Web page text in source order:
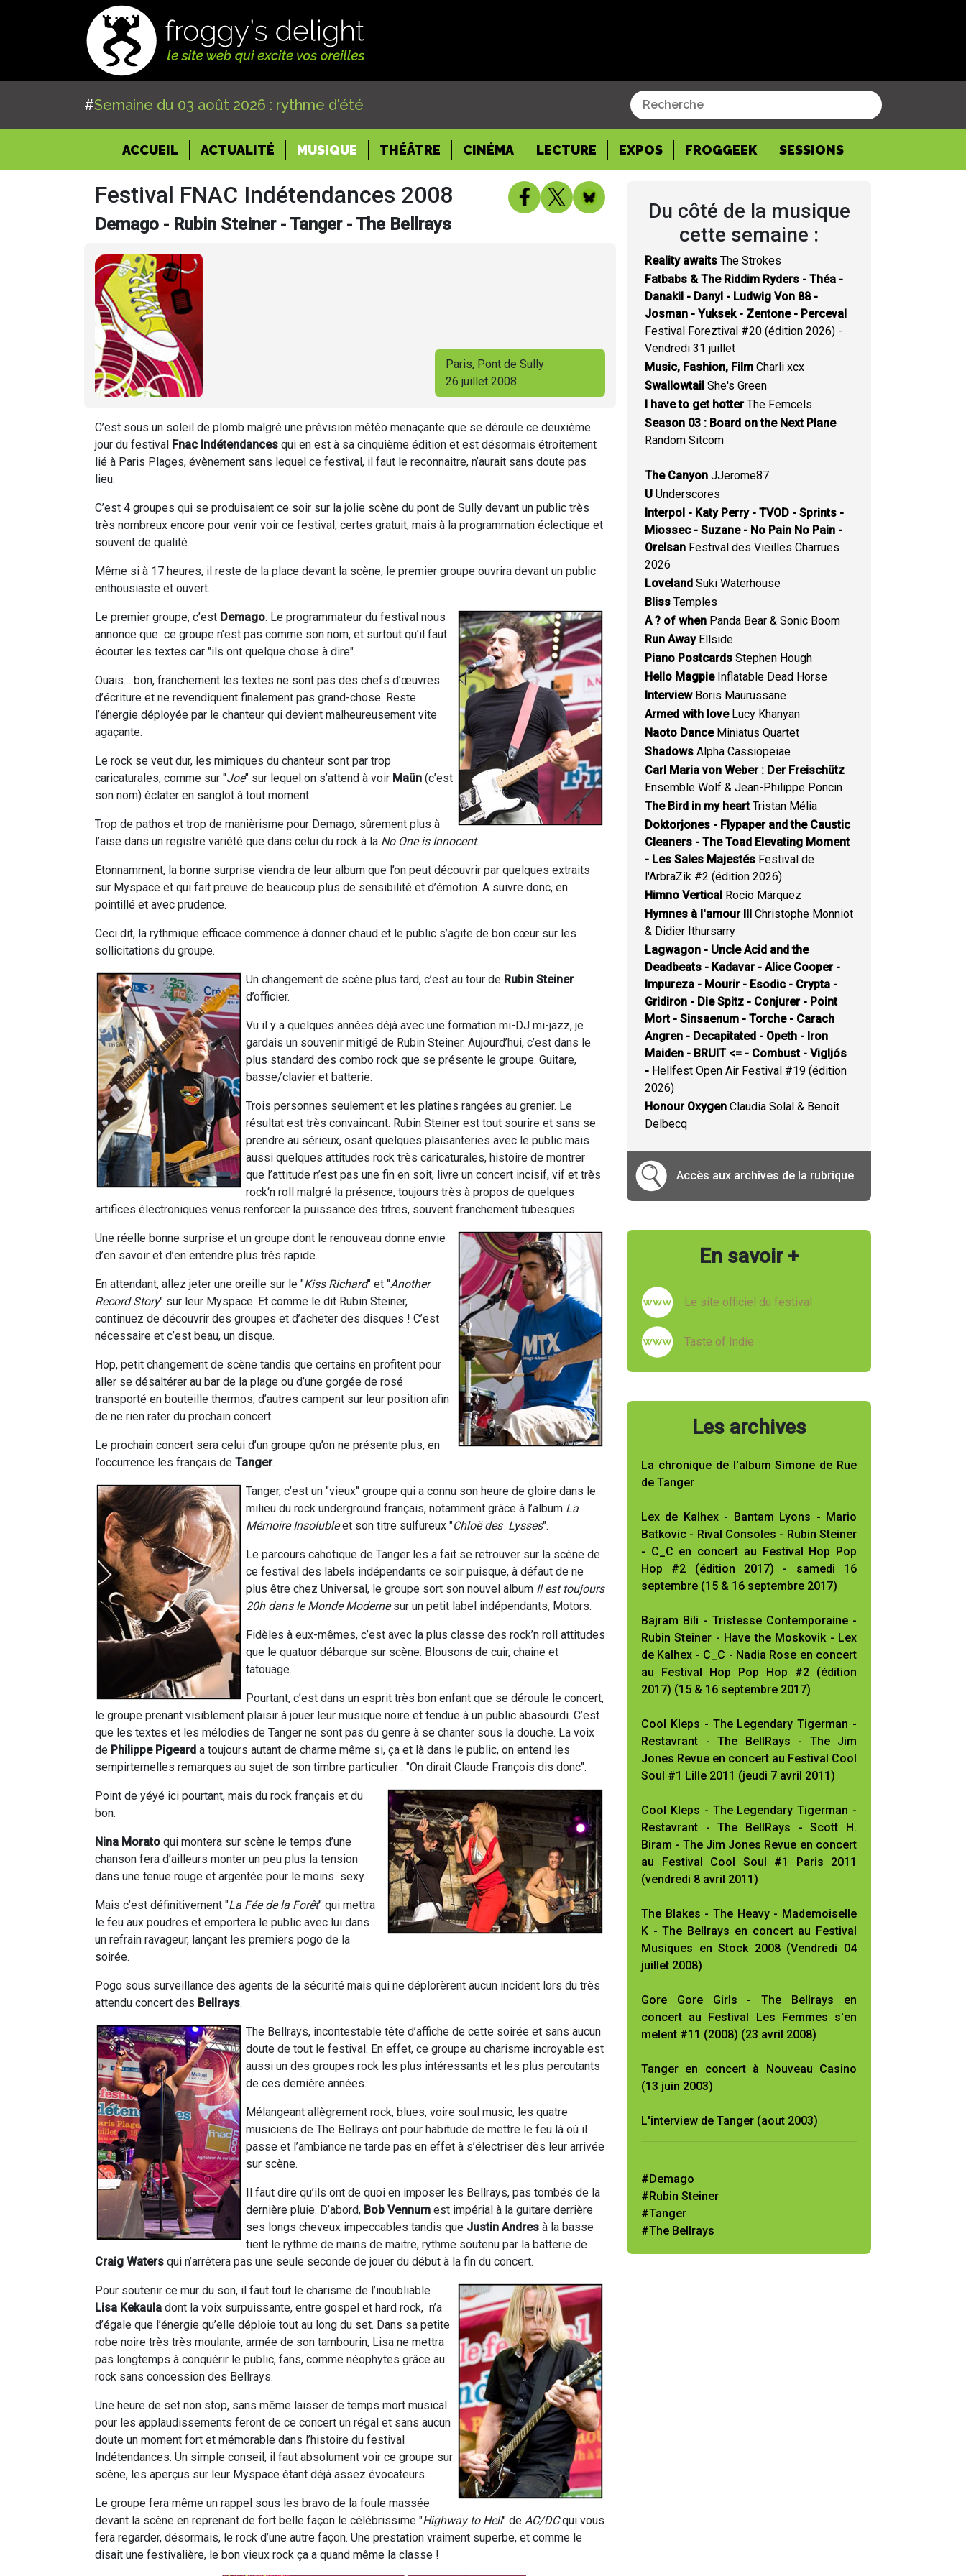
#Semaine du 03 août 2026 : rythme d'été
ACCUEIL(CURRENT)
ACTUALITÉ MUSIQUE THÉÂTRE CINÉMA LECTURE EXPOS FROGGEEK SESSIONS
Festival FNAC Indétendances 2008
Demago - Rubin Steiner - Tanger - The Bellrays
Paris, Pont de Sully
26 juillet 2008
C’est sous un soleil de plomb malgré une prévision météo menaçante que se déroule ce deuxième
jour du festival Fnac Indétendances qui en est à sa cinquième édition et est désormais étroitement
lié à Paris Plages, évènement sans lequel ce festival, il faut le reconnaitre, n’aurait sans doute pas
lieu.
C’est 4 groupes qui se produisaient ce soir sur la jolie scène du pont de Sully devant un public très
très nombreux encore pour venir voir ce festival, certes gratuit, mais à la programmation éclectique et
souvent de qualité.
Même si à 17 heures, il reste de la place devant la scène, le premier groupe ouvrira devant un public
enthousiaste et ouvert.
Le premier groupe, c’est Demago. Le programmateur du festival nous
annonce que ce groupe n’est pas comme son nom, et surtout qu’il faut
écouter les textes car "ils ont quelque chose à dire".
Ouais… bon, franchement les textes ne sont pas des chefs d’œuvres
d’écriture et ne revendiquent finalement pas grand-chose. Reste
l’énergie déployée par le chanteur qui devient malheureusement vite
agaçante.
Le rock se veut dur, les mimiques du chanteur sont par trop
caricaturales, comme sur "Joe" sur lequel on s’attend à voir Maün (c’est
son nom) éclater en sanglot à tout moment.
Trop de pathos et trop de manièrisme pour Demago, sûrement plus à
l’aise dans un registre variété que dans celui du rock à la No One is Innocent.
Etonnamment, la bonne surprise viendra de leur album que l’on peut découvrir par quelques extraits
sur Myspace et qui fait preuve de beaucoup plus de sensibilité et d’émotion. A suivre donc, en
pointillé et avec prudence.
Ceci dit, la rythmique efficace commence à donner chaud et le public s’agite de bon cœur sur les
sollicitations du groupe.
Un changement de scène plus tard, c’est au tour de Rubin Steiner
d’officier.
Vu il y a quelques années déjà avec une formation mi-DJ mi-jazz, je
gardais un souvenir mitigé de Rubin Steiner. Aujourd’hui, c’est dans le
plus standard des combo rock que se présente le groupe. Guitare,
basse/clavier et batterie.
Trois personnes seulement et les platines rangées au grenier. Le
résultat est très convaincant. Rubin Steiner est tout sourire et sans se
prendre au sérieux, osant quelques plaisanteries avec le public mais
aussi quelques attitudes rock très caricaturales, histoire de montrer
que l’attitude n’est pas une fin en soit, livre un concert incisif, vif et très
rock‘n roll malgré la présence, toujours très à propos de quelques
artifices électroniques venus renforcer la puissance des titres, souvent franchement tubesques.
Une réelle bonne surprise et un groupe dont le renouveau donne envie
d’en savoir et d’en entendre plus très rapide.
En attendant, allez jeter une oreille sur le "Kiss Richard" et "Another
Record Story" sur leur Myspace. Et comme le dit Rubin Steiner,
continuez de découvrir des groupes et d’acheter des disques ! C’est
nécessaire et c’est beau, un disque.
Hop, petit changement de scène tandis que certains en profitent pour
aller se désaltérer au bar de la plage ou d’une gorgée de rosé
transporté en bouteille thermos, d’autres campent sur leur position afin
de ne rien rater du prochain concert.
Le prochain concert sera celui d’un groupe qu’on ne présente plus, en
l’occurrence les français de Tanger.
Tanger, c’est un "vieux" groupe qui a connu son heure de gloire dans le
milieu du rock underground français, notamment grâce à l’album La
Mémoire Insolubleet son titre sulfureux "Chloë des Lysses".
Le parcours cahotique de Tanger les a fait se retrouver sur la scène de
ce festival des labels indépendants ce soir puisque, à défaut de ne
plus être chez Universal, le groupe sort son nouvel album Il est toujours
20h dans le Monde Modernesur un petit label indépendants, Motors.
Fidèles à eux-mêmes, c’est avec la plus classe des rock’n roll attitudes
que le quatuor débarque sur scène. Blousons de cuir, chaine et
tatouage.
Pourtant, c’est dans un esprit très bon enfant que se déroule le concert,
le groupe prenant visiblement plaisir à jouer leur musique noire et tendue à un public abasourdi. C’est
que les textes et les mélodies de Tanger ne sont pas du genre à se chanter sous la douche. La voix
de Philippe Pigeard a toujours autant de charme même si, ça et là dans le public, on entend les
sempirternelles remarques au sujet de son timbre particulier : "On dirait Claude François dis donc".
Point de yéyé ici pourtant, mais du rock français et du
bon.
Nina Morato qui montera sur scène le temps d’une
chanson fera d’ailleurs monter un peu plus la tension
dans une tenue rouge et argentée pour le moins sexy.
Mais c’est définitivement "La Fée de la Forêt" qui mettra
le feu aux poudres et emportera le public avec lui dans
un refrain ravageur, lançant les premiers pogo de la
soirée.
Pogo sous surveillance des agents de la sécurité mais qui ne déplorèrent aucun incident lors du très
attendu concert des Bellrays.
The Bellrays, incontestable tête d’affiche de cette soirée et sans aucun
doute de tout le festival. En effet, ce groupe au charisme incroyable est
aussi un des groupes rock les plus intéressants et les plus percutants
de ces dernière années.
Mélangeant allègrement rock, blues, voire soul music, les quatre
musiciens de The Bellrays ont pour habitude de mettre le feu là où il
passe et l’ambiance ne tarde pas en effet à s’électriser dès leur arrivée
sur scène.
Il faut dire qu’ils ont de quoi en imposer les Bellrays, pas tombés de la
dernière pluie. D’abord, Bob Vennum est impérial à la guitare derrière
ses longs cheveux impeccables tandis que Justin Andres à la basse
tient le rythme de mains de maitre, rythme soutenu par la batterie de
Craig Waters qui n’arrêtera pas une seule seconde de jouer du début à la fin du concert.
Pour soutenir ce mur du son, il faut tout le charisme de l’inoubliable
Lisa Kekaula dont la voix surpuissante, entre gospel et hard rock, n’a
d’égale que l’énergie qu’elle déploie tout au long du set. Dans sa petite
robe noire très très moulante, armée de son tambourin, Lisa ne mettra
pas longtemps à conquérir le public, fans, comme néophytes grâce au
rock sans concession des Bellrays.
Une heure de set non stop, sans même laisser de temps mort musical
pour les applaudissements feront de ce concert un régal et sans aucun
doute un moment fort et mémorable dans l’histoire du festival
Indétendances. Un simple conseil, il faut absolument voir ce groupe sur
scène, les aperçus sur leur Myspace étant déjà assez évocateurs.
Le groupe fera même un rappel sous les bravo de la foule massée
devant la scène en reprenant de fort belle façon le célébrissime "Highway to Hell" de AC/DCqui vous
fera regarder, désormais, le rock d’une autre façon. Une prestation vraiment superbe, et comme le
disait une festivalière, le bon vieux rock ça a quand même la classe !
Du côté de la musique
cette semaine :
Reality awaits The Strokes
Fatbabs & The Riddim Ryders - Théa -
Danakil - Danyl - Ludwig Von 88 -
Josman - Yuksek - Zentone - Perceval
Festival Foreztival #20 (édition 2026) -
Vendredi 31 juillet
Music, Fashion, Film Charli xcx
Swallowtail She's Green
I have to get hotterThe Femcels
Season 03 : Board on the Next Plane
Random Sitcom
The Canyon JJerome87
U Underscores
Interpol - Katy Perry - TVOD - Sprints -
Miossec - Suzane - No Pain No Pain -
Orelsan Festival des Vieilles Charrues
2026
Loveland Suki Waterhouse
Bliss Temples
A ? of when Panda Bear & Sonic Boom
Run AwayEllside
Piano Postcards Stephen Hough
Hello MagpieInflatable Dead Horse
InterviewBoris Maurussane
Armed with loveLucy Khanyan
Naoto DanceMiniatus Quartet
Shadows Alpha Cassiopeiae
Carl Maria von Weber : Der Freischütz
Ensemble Wolf & Jean-Philippe Poncin
The Bird in my heartTristan Mélia
Doktorjones - Flypaper and the Caustic
Cleaners - The Toad Elevating Moment
- Les Sales Majestés Festival de
l'ArbraZik #2 (édition 2026)
Himno Vertical Rocío Márquez
Hymnes à l'amour III Christophe Monniot
& Didier Ithursarry
Lagwagon - Uncle Acid and the
Deadbeats - Kadavar - Alice Cooper -
Impureza - Mourir - Esodic - Crypta -
Gridiron - Die Spitz - Conjurer - Point
Mort - Sinsaenum - Torche - Carach
Angren - Decapitated - Opeth - Iron
Maiden - BRUIT <= - Combust - Vigljós
- Hellfest Open Air Festival #19 (édition
2026)
Honour Oxygen Claudia Solal & Benoît
Delbecq
Accès aux archives de la rubrique
En savoir +
Le site officiel du festival
Taste of Indie
Les archives
La chronique de l'album Simone de Rue
de Tanger
Lex de Kalhex - Bantam Lyons - Mario
Batkovic - Rival Consoles - Rubin Steiner
- C_C en concert au Festival Hop Pop
Hop #2 (édition 2017) - samedi 16
septembre (15 & 16 septembre 2017)
Bajram Bili - Tristesse Contemporaine -
Rubin Steiner - Have the Moskovik - Lex
de Kalhex - C_C - Nadia Rose en concert
au Festival Hop Pop Hop #2 (édition
2017) (15 & 16 septembre 2017)
Cool Kleps - The Legendary Tigerman -
Restavrant - The BellRays - The Jim
Jones Revue en concert au Festival Cool
Soul #1 Lille 2011 (jeudi 7 avril 2011)
Cool Kleps - The Legendary Tigerman -
Restavrant - The BellRays - Scott H.
Biram - The Jim Jones Revue en concert
au Festival Cool Soul #1 Paris 2011
(vendredi 8 avril 2011)
The Blakes - The Heavy - Mademoiselle
K - The Bellrays en concert au Festival
Musiques en Stock 2008 (Vendredi 04
juillet 2008)
Gore Gore Girls - The Bellrays en
concert au Festival Les Femmes s'en
melent #11 (2008) (23 avril 2008)
Tanger en concert à Nouveau Casino
(13 juin 2003)
L'interview de Tanger (aout 2003)
#Demago
#Rubin Steiner
#Tanger
#The Bellrays